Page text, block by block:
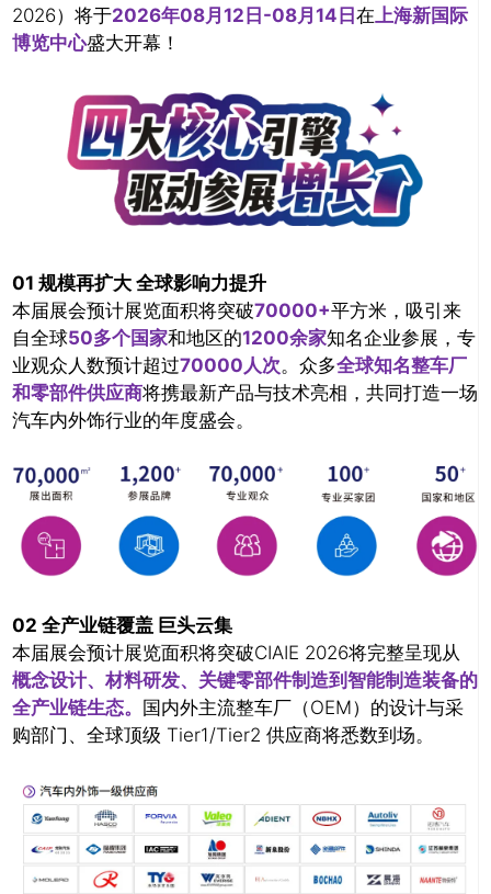
2026） 将于2026年08月12日-08月14日在 上海新国际
博览中心盛大开幕！
01 规模再扩大 全球影响力提升
本届展会预计展览面积将突破70000+平方米，吸引来
自全球50多个国家和地区的1200余家知名企业参展，专
业观众人数预计超过70000人次。众多全球知名整车厂
和零部件供应商将携最新产品与技术亮相，共同打造一场
汽车内外饰行业的年度盛会。
02 全产业链覆盖 巨头云集
本届展会预计展览面积将突破CIAIE 2026将完整呈现从
概念设计、材料研发、关键零部件制造到智能制造装备的
全产业链生态。 国内外主流整车厂（OEM）的设计与采
购部门、全球顶级 Tier1/Tier2 供应商将悉数到场。